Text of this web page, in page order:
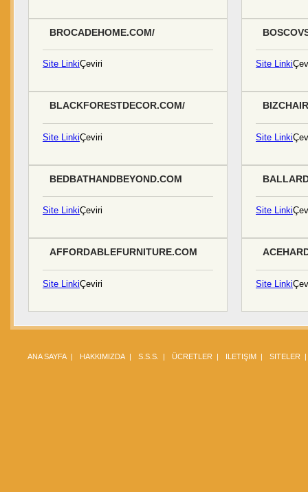
BROCADEHOME.COM/
Site LinkiÇeviri Site Linki
BLACKFORESTDECOR.COM/
Site LinkiÇeviri Site Linki
BEDBATHANDBEYOND.COM
Site LinkiÇeviri Site Linki
AFFORDABLEFURNITURE.COM
Site LinkiÇeviri Site Linki
ANA SAYFA | HAKKIMIZDA | S.S.S. | ÜCRETLER | ILETIŞIM | SITELER |